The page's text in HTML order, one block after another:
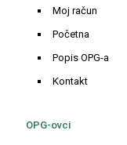
Moj račun
Početna
Popis OPG-a
Kontakt
OPG-ovci